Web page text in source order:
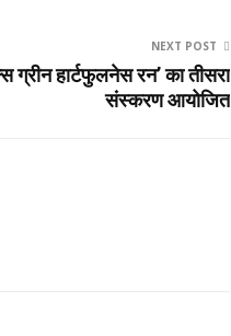
NEXT POST
ग्रीन हार्टफुलनेस रन’ का तीसरा
संस्करण आयोजित